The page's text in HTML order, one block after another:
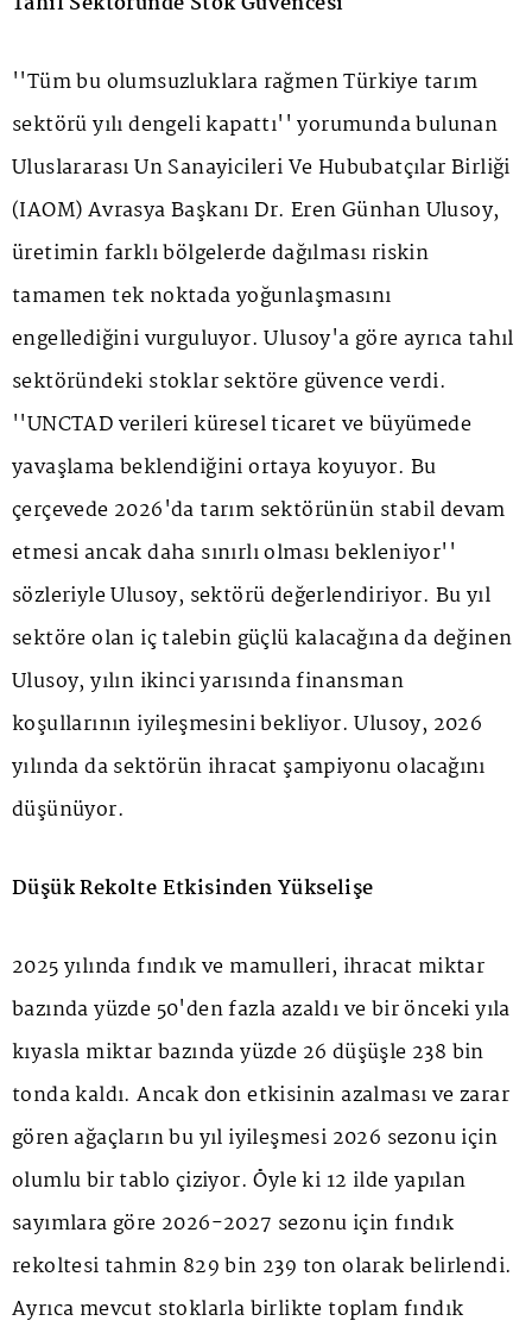
''Tüm bu olumsuzluklara rağmen Türkiye tarım
sektörü yılı dengeli kapattı'' yorumunda bulunan
Uluslararası Un Sanayicileri Ve Hububatçılar Birliği
(IAOM) Avrasya Başkanı Dr. Eren Günhan Ulusoy,
üretimin farklı bölgelerde dağılması riskin
tamamen tek noktada yoğunlaşmasını
engellediğini vurguluyor. Ulusoy'a göre ayrıca tahıl
sektöründeki stoklar sektöre güvence verdi.
''UNCTAD verileri küresel ticaret ve büyümede
yavaşlama beklendiğini ortaya koyuyor. Bu
çerçevede 2026'da tarım sektörünün stabil devam
etmesi ancak daha sınırlı olması bekleniyor''
sözleriyle Ulusoy, sektörü değerlendiriyor. Bu yıl
sektöre olan iç talebin güçlü kalacağına da değinen
Ulusoy, yılın ikinci yarısında finansman
koşullarının iyileşmesini bekliyor. Ulusoy, 2026
yılında da sektörün ihracat şampiyonu olacağını
düşünüyor.
Düşük Rekolte Etkisinden Yükselişe
2025 yılında fındık ve mamulleri, ihracat miktar
bazında yüzde 50'den fazla azaldı ve bir önceki yıla
kıyasla miktar bazında yüzde 26 düşüşle 238 bin
tonda kaldı. Ancak don etkisinin azalması ve zarar
gören ağaçların bu yıl iyileşmesi 2026 sezonu için
olumlu bir tablo çiziyor. Öyle ki 12 ilde yapılan
sayımlara göre 2026-2027 sezonu için fındık
rekoltesi tahmin 829 bin 239 ton olarak belirlendi.
Ayrıca mevcut stoklarla birlikte toplam fındık